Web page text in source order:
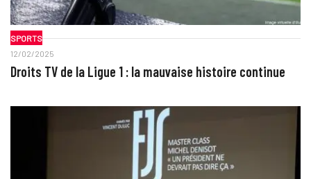
SPORTS
12/02/2025
Droits TV de la Ligue 1 : la mauvaise histoire continue